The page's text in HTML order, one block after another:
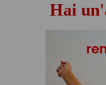
Hai